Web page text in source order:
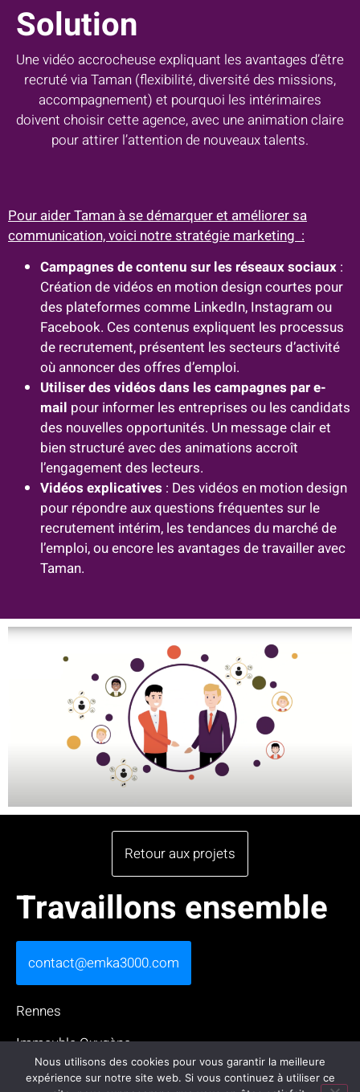
Solution
Une vidéo accrocheuse expliquant les avantages d’être
recruté via Taman (flexibilité, diversité des missions,
accompagnement) et pourquoi les intérimaires
doivent choisir cette agence, avec une animation claire
pour attirer l’attention de nouveaux talents.
Pour aider Taman à se démarquer et améliorer sa
communication, voici notre stratégie marketing :
Campagnes de contenu sur les réseaux sociaux :
Création de vidéos en motion design courtes pour
des plateformes comme LinkedIn, Instagram ou
Facebook. Ces contenus expliquent les processus
de recrutement, présentent les secteurs d’activité
où annoncer des offres d’emploi.
Utiliser des vidéos dans les campagnes par e-
mail pour informer les entreprises ou les candidats
des nouvelles opportunités. Un message clair et
bien structuré avec des animations accroît
l’engagement des lecteurs.
Vidéos explicatives : Des vidéos en motion design
pour répondre aux questions fréquentes sur le
recrutement intérim, les tendances du marché de
l’emploi, ou encore les avantages de travailler avec
Taman.
Retour aux projets
Travaillons ensemble
contact@emka3000.com
Rennes
Immeuble Oxygène
13 rue Claude Chappe, 35510 Cesson-Sévigné
Nous utilisons des cookies pour vous garantir la meilleure
expérience sur notre site web. Si vous continuez à utiliser ce